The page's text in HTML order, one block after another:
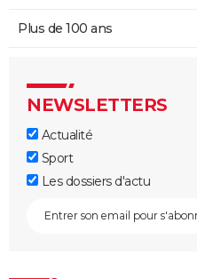
Plus de 100 ans
NEWSLETTERS
Actualité
Sport
Les dossiers d'actu